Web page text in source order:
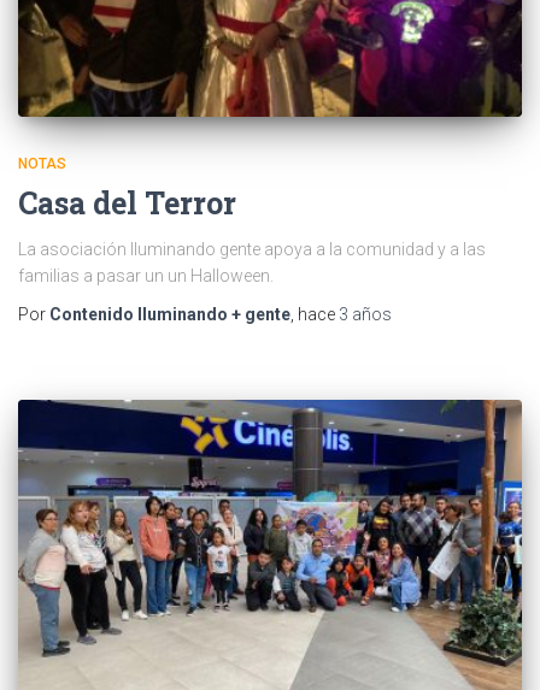
NOTAS
Casa del Terror
La asociación Iluminando gente apoya a la comunidad y a las
familias a pasar un un Halloween.
Por Contenido Iluminando + gente , hace 3 años